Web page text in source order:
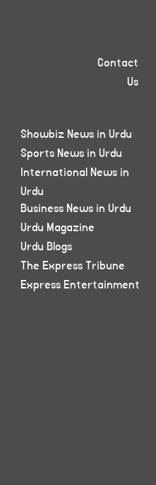
Contact
Us
Showbiz News in Urdu
Sports News in Urdu
International News in
Urdu
Business News in Urdu
Urdu Magazine
Urdu Blogs
The Express Tribune
Express Entertainment